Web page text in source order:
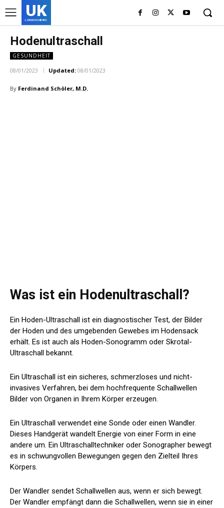
UK
LONDON NEWS
Hodenultraschall
GESUNDHEIT
08/01/2023 Updated: 08/01/2023
By Ferdinand Schöler, M.D.
Was ist ein Hodenultraschall?
Ein Hoden-Ultraschall ist ein diagnostischer Test, der Bilder
der Hoden und des umgebenden Gewebes im Hodensack
erhält. Es ist auch als Hoden-Sonogramm oder Skrotal-
Ultraschall bekannt.
Ein Ultraschall ist ein sicheres, schmerzloses und nicht-
invasives Verfahren, bei dem hochfrequente Schallwellen
Bilder von Organen in Ihrem Körper erzeugen.
Ein Ultraschall verwendet eine Sonde oder einen Wandler.
Dieses Handgerät wandelt Energie von einer Form in eine
andere um. Ein Ultraschalltechniker oder Sonographer bewegt
es in schwungvollen Bewegungen gegen den Zielteil Ihres
Körpers.
Der Wandler sendet Schallwellen aus, wenn er sich bewegt.
Der Wandler empfängt dann die Schallwellen, wenn sie in einer